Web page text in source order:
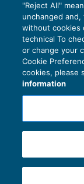
legale
Copyright
Piazza Luigi
"Reject All"
unchanged
without cookies
technical To
or change your
Cookie
cookies, please
information